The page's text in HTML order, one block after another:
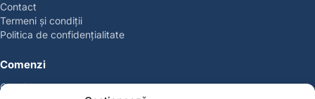
Contact
Termeni și condiții
Politica de confidențialitate
Comenzi
Coșul meu